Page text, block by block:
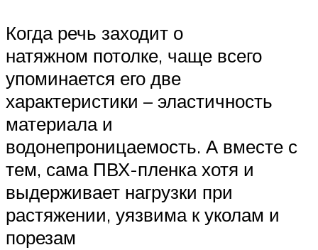
Когда речь заходит о
натяжном потолке, чаще всего
упоминается его две
характеристики – эластичность
материала и
водонепроницаемость. А вместе с
тем, сама ПВХ-пленка хотя и
выдерживает нагрузки при
растяжении, уязвима к уколам и
порезам